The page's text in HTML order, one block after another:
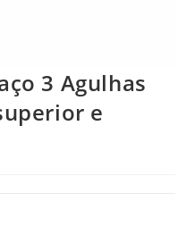
3 Agulhas
e